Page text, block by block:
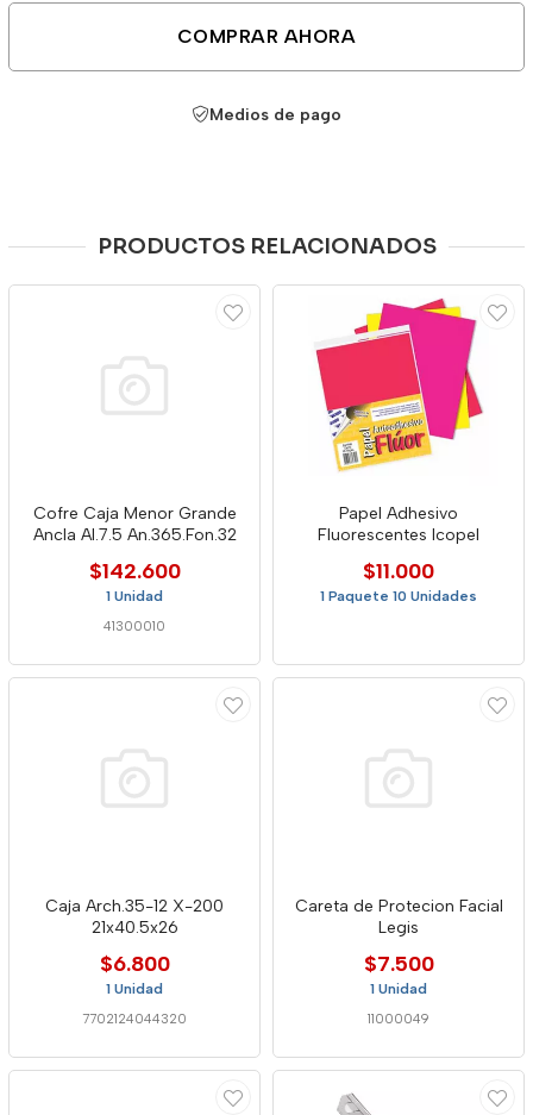
COMPRAR AHORA
Medios de pago
PRODUCTOS RELACIONADOS
Cofre Caja Menor Grande
Ancla Al.7.5 An.365.Fon.32
$142.600
1 Unidad
41300010
Papel Adhesivo
Fluorescentes Icopel
$11.000
1 Paquete 10 Unidades
Caja Arch.35-12 X-200
21x40.5x26
$6.800
1 Unidad
7702124044320
Careta de Protecion Facial
Legis
$7.500
1 Unidad
11000049